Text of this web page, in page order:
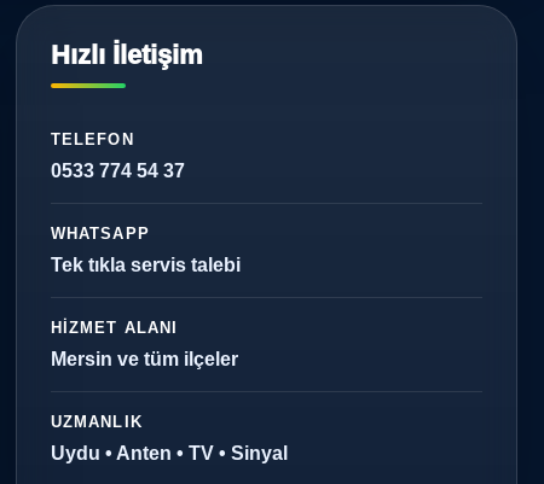
Hızlı İletişim
TELEFON
0533 774 54 37
WHATSAPP
Tek tıkla servis talebi
HIZMET ALANI
Mersin ve tüm ilçeler
UZMANLIK
Uydu • Anten • TV • Sinyal